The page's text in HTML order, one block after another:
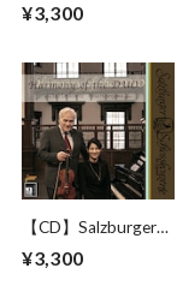
「Live in Osaka」
¥3,300
【CD】Salzburger
¥3,300